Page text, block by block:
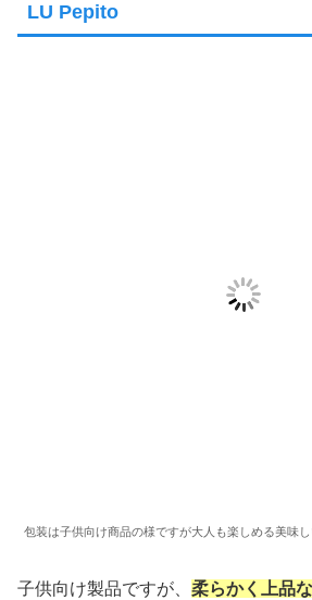
LU Pepito
包装は子供向け商品の様ですが大人も楽しめる美味し
子供向け製品ですが、 柔らかく上品